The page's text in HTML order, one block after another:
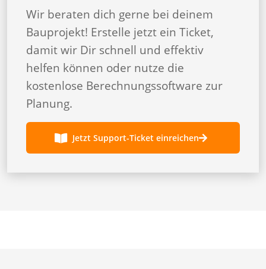
Wir beraten dich gerne bei deinem
Bauprojekt! Erstelle jetzt ein Ticket,
damit wir Dir schnell und effektiv
helfen können oder nutze die
kostenlose Berechnungssoftware zur
Planung.
Jetzt Support-Ticket einreichen